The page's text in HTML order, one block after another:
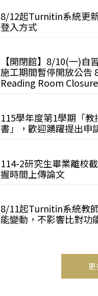
8/12起Turnitin系統更
登入方式
【開閉館】8/10(一)自
施工期間暫停開放公告
Reading Room
115學年度第1學期「教
書」，歡迎踴躍提出申
114-2研究生畢業離校
握時間上傳論文
8/11起Turnitin系統教
能變動，不影響比對功
更